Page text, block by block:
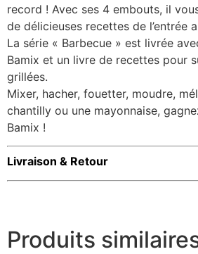
record ! Avec ses 4 embouts, il
de délicieuses recettes de l’entrée
La série « Barbecue » est livrée
Bamix et un livre de recettes pour
grillées.
Mixer, hacher, fouetter, moudre,
chantilly ou une mayonnaise,
Bamix !
Livraison & Retour
Produits